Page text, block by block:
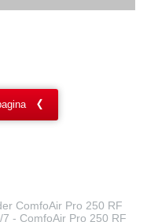
ComfoAir Pro 250 RF
- ComfoAir Pro 250 RF